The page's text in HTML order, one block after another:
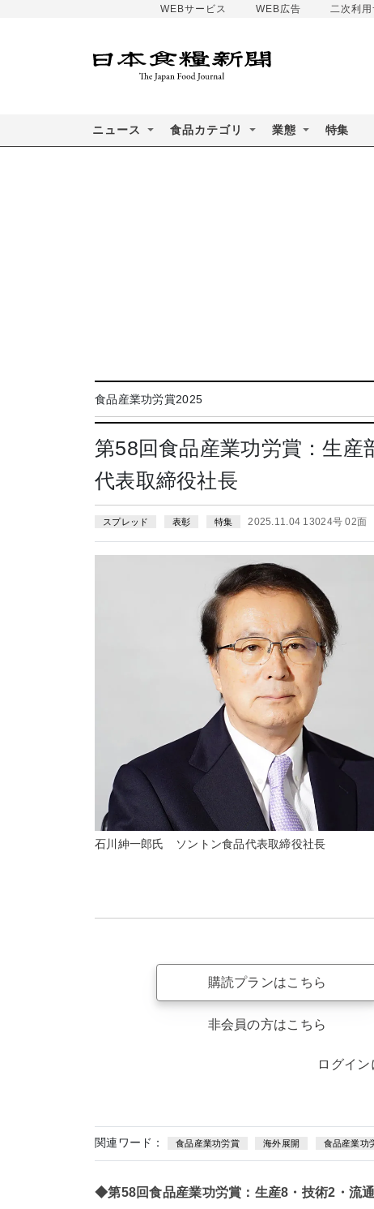
WEBサービス WEB広告 二次利
ニュース 食品カテゴリ 業態 特集
食品産業功労賞2025
第58回食品産業功労賞：生
代表取締役社長
スプレッド 表彰 特集 2025.11.04 13024号 02面
石川紳一郎氏 ソントン食品代表取締役社長
購読プランはこちら
非会員の方はこちら
ログイ
関連ワード： 食品産業功労賞 海外展開 食品産業功
◆第58回食品産業功労賞：生産8・技術2・流